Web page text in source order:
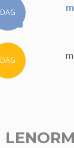
DAG
DAG